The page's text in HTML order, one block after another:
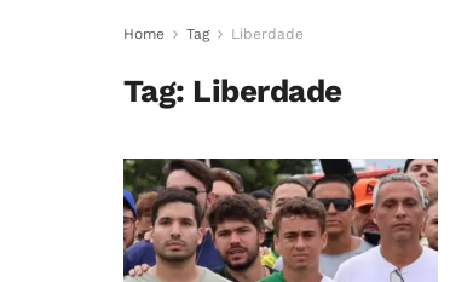
Home Tag Liberdade
Tag: Liberdade